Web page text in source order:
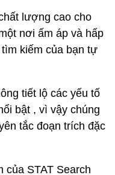
lượng cao cho
nơi ấm áp và hấp
kiếm của bạn tự
tiết lộ các yếu tố
bật , vì vậy chúng
tắc đoạn trích đặc
của STAT Search